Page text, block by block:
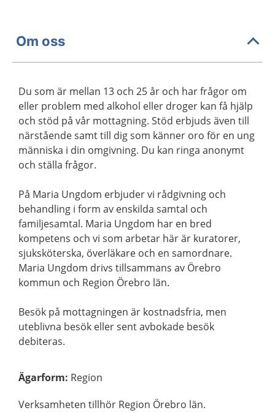
Om oss
Du som är mellan 13 och 25 år och har frågor om
eller problem med alkohol eller droger kan få hjälp
och stöd på vår mottagning. Stöd erbjuds även till
närstående samt till dig som känner oro för en ung
människa i din omgivning. Du kan ringa anonymt
och ställa frågor.
På Maria Ungdom erbjuder vi rådgivning och
behandling i form av enskilda samtal och
familjesamtal. Maria Ungdom har en bred
kompetens och vi som arbetar här är kuratorer,
sjuksköterska, överläkare och en samordnare.
Maria Ungdom drivs tillsammans av Örebro
kommun och Region Örebro län.
Besök på mottagningen är kostnadsfria, men
uteblivna besök eller sent avbokade besök
debiteras.
Ägarform: Region
Verksamheten tillhör Region Örebro län.